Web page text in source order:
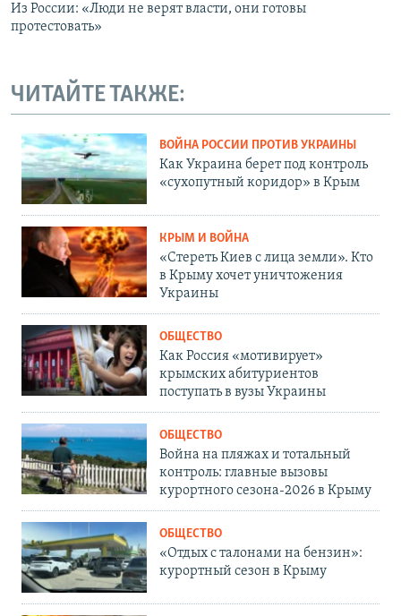
Из России: «Люди не верят власти, они готовы
протестовать»
ЧИТАЙТЕ ТАКЖЕ:
ВОЙНА РОССИИ ПРОТИВ УКРАИНЫ
Как Украина берет под контроль
«сухопутный коридор» в Крым
КРЫМ И ВОЙНА
«Стереть Киев с лица земли». Кто
в Крыму хочет уничтожения
Украины
ОБЩЕСТВО
Как Россия «мотивирует»
крымских абитуриентов
поступать в вузы Украины
ОБЩЕСТВО
Война на пляжах и тотальный
контроль: главные вызовы
курортного сезона-2026 в Крыму
ОБЩЕСТВО
«Отдых с талонами на бензин»:
курортный сезон в Крыму